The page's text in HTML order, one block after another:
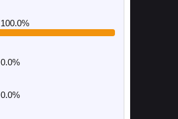
100.0%
0.0%
0.0%